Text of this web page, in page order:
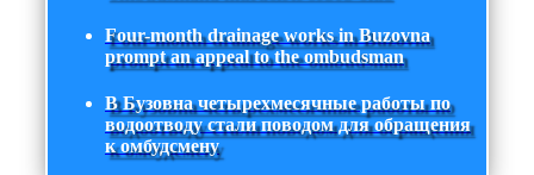
Four-month drainage works in Buzovna
prompt an appeal to the ombudsman
В Бузовна четырехмесячные работы по
водоотводу стали поводом для обращения
к омбудсмену